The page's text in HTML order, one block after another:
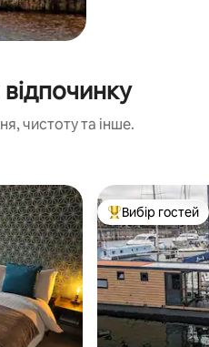
чистоту та інше.
Топ вибір гостей
Вибір гостей